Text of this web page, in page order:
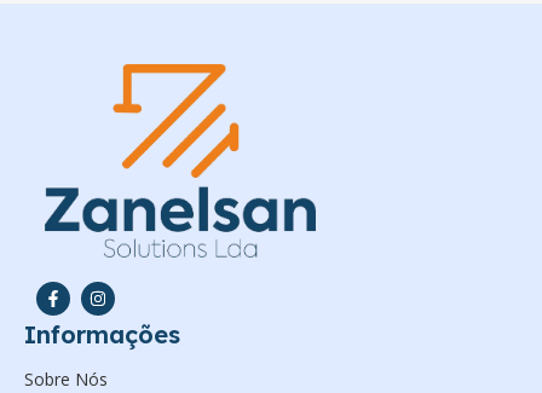
Informações
Sobre Nós